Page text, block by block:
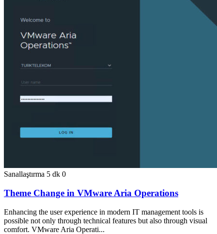
Sanallaştırma 5 dk 0
Theme Change in VMware Aria Operations
Enhancing the user experience in modern IT management tools is
possible not only through technical features but also through visual
comfort. VMware Aria Operati...